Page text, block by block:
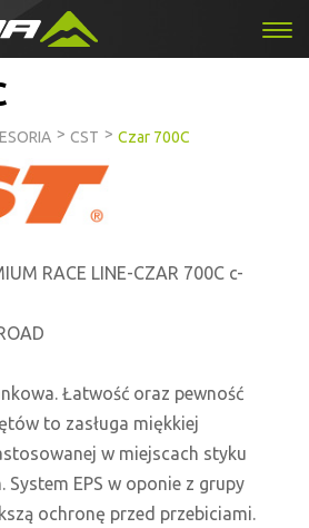
> CST > Czar 700C
RACE LINE-CZAR 700C c-
Łatwość oraz pewność
to zasługa miękkiej
w miejscach styku
System EPS w oponie z grupy
ochronę przed przebiciami.